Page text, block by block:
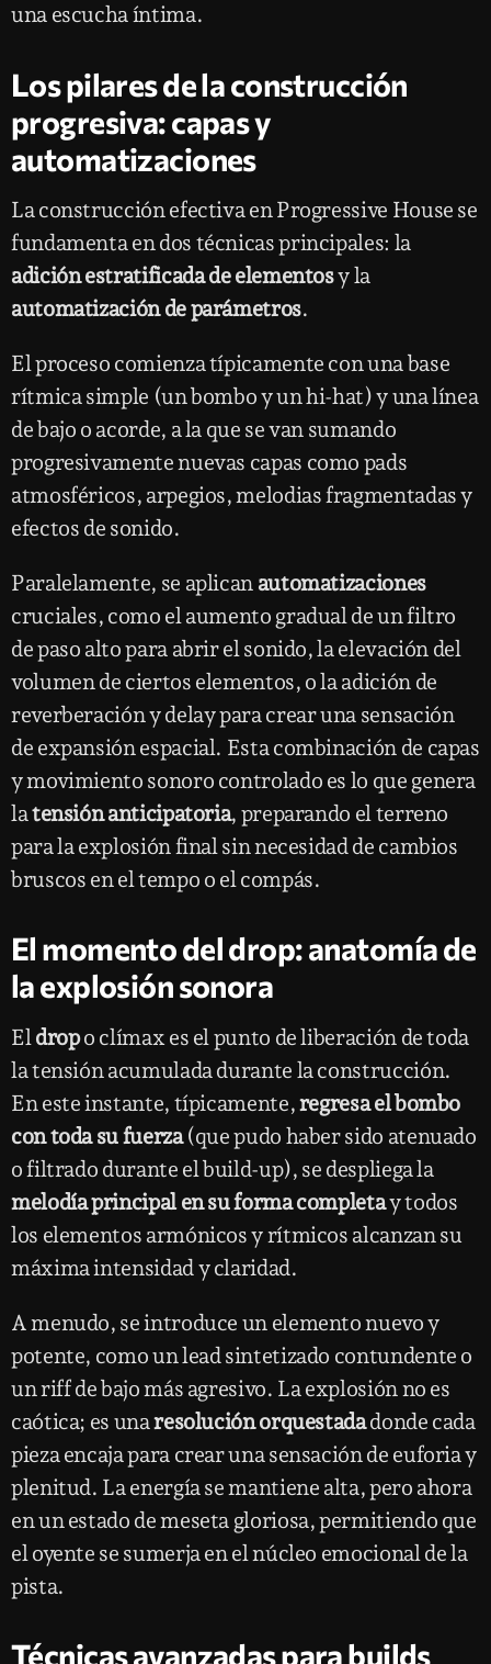
una escucha íntima.
Los pilares de la construcción
progresiva: capas y
automatizaciones
La construcción efectiva en Progressive House se
fundamenta en dos técnicas principales: la
adición estratificada de elementosy la
automatización de parámetros.
El proceso comienza típicamente con una base
rítmica simple (un bombo y un hi-hat) y una línea
de bajo o acorde, a la que se van sumando
progresivamente nuevas capas como pads
atmosféricos, arpegios, melodias fragmentadas y
efectos de sonido.
Paralelamente, se aplican automatizaciones
cruciales, como el aumento gradual de un filtro
de paso alto para abrir el sonido, la elevación del
volumen de ciertos elementos, o la adición de
reverberación y delay para crear una sensación
de expansión espacial. Esta combinación de capas
y movimiento sonoro controlado es lo que genera
latensión anticipatoria, preparando el terreno
para la explosión final sin necesidad de cambios
bruscos en el tempo o el compás.
El momento del drop: anatomía de
la explosión sonora
El dropo clímax es el punto de liberación de toda
la tensión acumulada durante la construcción.
En este instante, típicamente,regresa el bombo
con toda su fuerza(que pudo haber sido atenuado
o filtrado durante el build-up), se despliega la
melodía principal en su forma completay todos
los elementos armónicos y rítmicos alcanzan su
máxima intensidad y claridad.
A menudo, se introduce un elemento nuevo y
potente, como un lead sintetizado contundente o
un riff de bajo más agresivo. La explosión no es
caótica; es unaresolución orquestadadonde cada
pieza encaja para crear una sensación de euforia y
plenitud. La energía se mantiene alta, pero ahora
en un estado de meseta gloriosa, permitiendo que
el oyente se sumerja en el núcleo emocional de la
pista.
Técnicas avanzadas para builds